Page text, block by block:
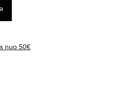
nuo 50€